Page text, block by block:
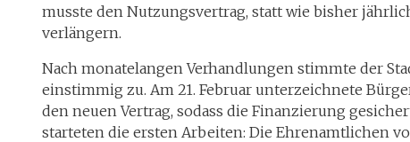
musste den Nutzungsvertrag, statt wie bisher
verlängern.
Nach monatelangen Verhandlungen stimmte der
einstimmig zu. Am 21. Februar unterzeichnete
den neuen Vertrag, sodass die Finanzierung
starteten die ersten Arbeiten: Die Ehrenamtlichen